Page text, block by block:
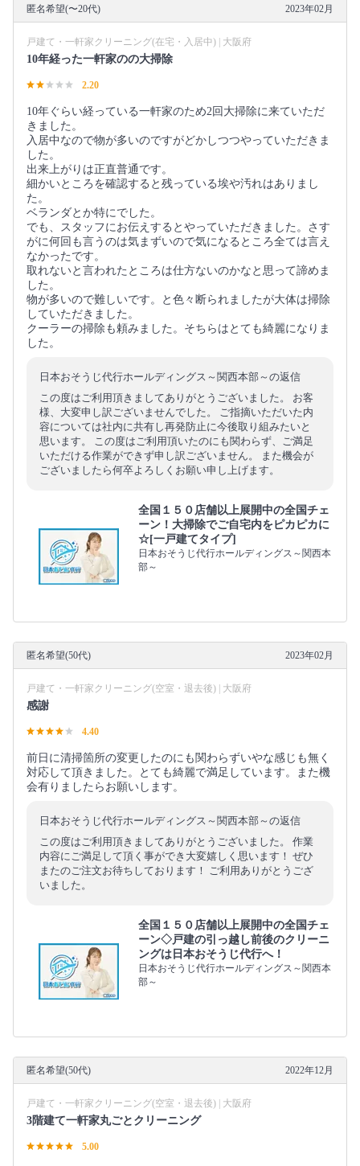
匿名希望(〜20代) 2023年02月
戸建て・一軒家クリーニング(在宅・入居中) | 大阪府
10年経った一軒家のの大掃除
2.20
10年ぐらい経っている一軒家のため2回大掃除に来ていただ
きました。
入居中なので物が多いのですがどかしつつやっていただきま
した。
出来上がりは正直普通です。
細かいところを確認すると残っている埃や汚れはありまし
た。
ベランダとか特にでした。
でも、スタッフにお伝えするとやっていただきました。さす
がに何回も言うのは気まずいので気になるところ全ては言え
なかったです。
取れないと言われたところは仕方ないのかなと思って諦めま
した。
物が多いので難しいです。と色々断られましたが大体は掃除
していただきました。
クーラーの掃除も頼みました。そちらはとても綺麗になりま
した。
日本おそうじ代行ホールディングス～関西本部～の返信
この度はご利用頂きましてありがとうございました。 お客
様、大変申し訳ございませんでした。 ご指摘いただいた内
容については社内に共有し再発防止に今後取り組みたいと
思います。 この度はご利用頂いたのにも関わらず、ご満足
いただける作業ができず申し訳ございません。 また機会が
ございましたら何卒よろしくお願い申し上げます。
全国１５０店舗以上展開中の全国チェ
ーン！大掃除でご自宅内をピカピカに
☆[一戸建てタイプ]
日本おそうじ代行ホールディングス～関西本
部～
匿名希望(50代) 2023年02月
戸建て・一軒家クリーニング(空室・退去後) | 大阪府
感謝
4.40
前日に清掃箇所の変更したのにも関わらずいやな感じも無く
対応して頂きました。とても綺麗で満足しています。また機
会有りましたらお願いします。
日本おそうじ代行ホールディングス～関西本部～の返信
この度はご利用頂きましてありがとうございました。 作業
内容にご満足して頂く事ができ大変嬉しく思います！ ぜひ
またのご注文お待ちしております！ ご利用ありがとうござ
いました。
全国１５０店舗以上展開中の全国チェ
ーン◇戸建の引っ越し前後のクリーニ
ングは日本おそうじ代行へ！
日本おそうじ代行ホールディングス～関西本
部～
匿名希望(50代) 2022年12月
戸建て・一軒家クリーニング(空室・退去後) | 大阪府
3階建て一軒家丸ごとクリーニング
5.00